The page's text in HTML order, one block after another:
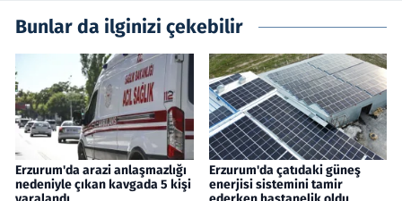
Bunlar da ilginizi çekebilir
Erzurum'da arazi anlaşmazlığı
nedeniyle çıkan kavgada 5 kişi
Erzurum'da çatıdaki güneş
enerjisi sistemini tamir